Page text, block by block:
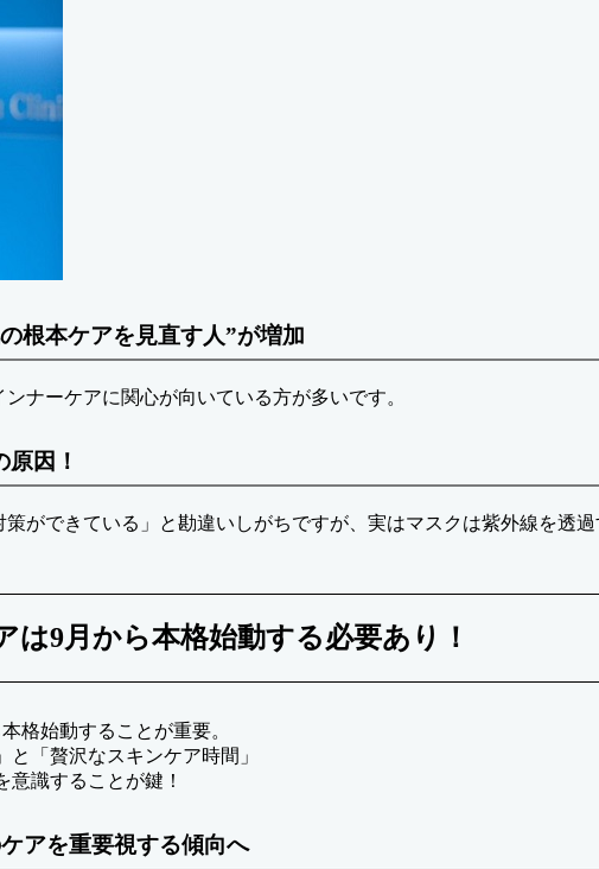
根本ケアを見直す人”が増加
ナーケアに関心が向いている方が多いです。
因！
ができている」と勘違いしがちですが、実はマスクは紫外線を透
9月から本格始動する必要あり！
格始動することが重要。
「贅沢なスキンケア時間」
識することが鍵！
アを重要視する傾向へ